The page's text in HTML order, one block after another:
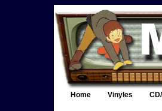
Home Vinyles